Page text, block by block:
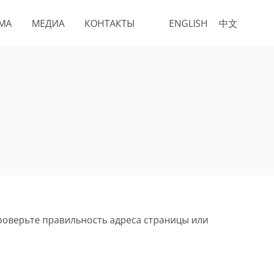
ENGLISH 中文
МЕДИА КОНТАКТЫ
правильность адреса страницы или